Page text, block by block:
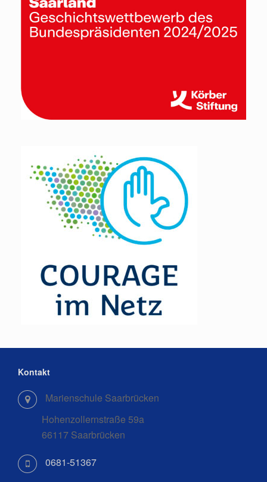
Kontakt
Marienschule Saarbrücken
Hohenzollernstraße 59a
66117 Saarbrücken
0681-51367